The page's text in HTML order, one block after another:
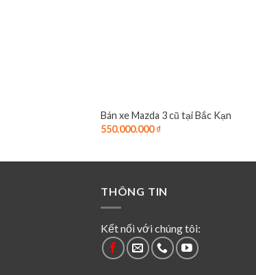
Bán xe Mazda 3 cũ tại Bắc Kạn
550.000.000₫
THÔNG TIN
Kết nối với chúng tôi: